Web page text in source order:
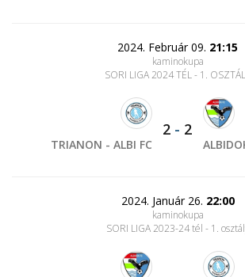
2024. Február 09. 21:15
kaminokupa
SORI LIGA 2024 TÉL - 1.
TRIANON - ALBI FC
2 - 2
2024. Január 26. 22:00
kaminokupa
SORI LIGA 2023-24 tél - 1.